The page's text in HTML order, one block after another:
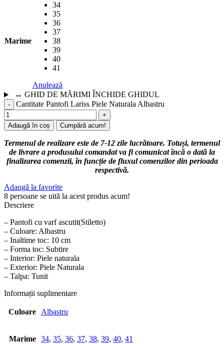
Marime
34
35
36
37
38
39
40
41
Anulează
↔ GHID DE MĂRIMI ÎNCHIDE GHIDUL
Cantitate Pantofi Lariss Piele Naturala Albastru
Adaugă în coș Cumpără acum!
Termenul de realizare este de 7-12 zile lucrătoare. Totuși, termenul
de livrare a produsului comandat va fi comunicat încă o dată la
finalizarea comenzii, în funcție de fluxul comenzilor din perioada
respectivă.
Adaugă la favorite
8 persoane se uită la acest produs acum!
Descriere
– Pantofi cu varf ascutit(Stiletto)
– Culoare: Albastru
– Inaltime toc: 10 cm
– Forma toc: Subtire
– Interior: Piele naturala
– Exterior: Piele Naturala
– Talpa: Tunit
Informații suplimentare
Culoare Albastru
Marime 34, 35, 36, 37, 38, 39, 40, 41